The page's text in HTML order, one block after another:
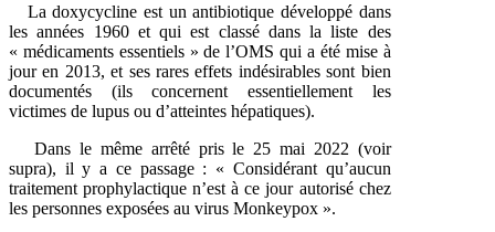
La doxycycline est un antibiotique développé dans
les années 1960 et qui est classé dans la liste des
« médicaments essentiels » de l’OMS qui a été mise à
jour en 2013, et ses rares effets indésirables sont bien
documentés (ils concernent essentiellement les
victimes de lupus ou d’atteintes hépatiques).
Dans le même arrêté pris le 25 mai 2022 (voir
supra), il y a ce passage : « Considérant qu’aucun
traitement prophylactique n’est à ce jour autorisé chez
les personnes exposées au virus Monkeypox ».